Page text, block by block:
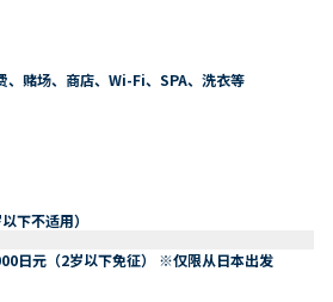
、赌场、商店、Wi-Fi、SPA、洗衣等
下不适用）
日元（2岁以下免征） ※仅限从日本出发